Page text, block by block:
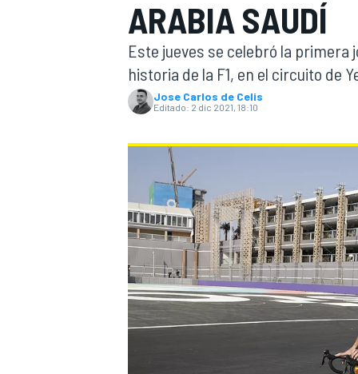
WEC FÓRMULA E
ARABIA SAUDÍ
Este jueves se celebró la primera
historia de la F1, en el circuito de
Jose Carlos de Celis
Editado: 2 dic 2021, 18:10